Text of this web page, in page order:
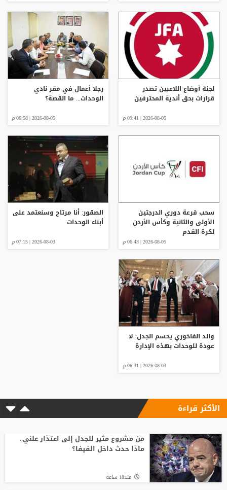
لجنة أوضاع اللاعبين تصدر
قرارات بحق أندية المحترفين
2026-08-05 | 09:41 م
رجلا أعمال في مقر نادي
الوحدات... ما القصة؟
2026-08-05 | 06:58 م
سحب قرعة دوري الدرجتين
الأولى والثانية وكأس الأردن
لكرة القدم
2026-08-05 | 06:43 م
الصقور: أنا مرتاح وسنعتمد على
أبناء الوحدات
2026-08-03 | 07:15 م
والد الفاخوري يحسم الجدل: لا
عودة للوحدات بهذه الإدارة
2026-08-03 | 06:31 م
الأكثر قراءة
من مشروع مثير للجدل إلى اعتذار علني..
ماذا حدث داخل الفيفا؟
منذ18 ساعة